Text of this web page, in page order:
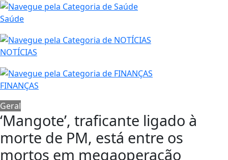
Saúde
NOTÍCIAS
FINANÇAS
Geral
‘Mangote’, traficante ligado à
morte de PM, está entre os
mortos em megaoperação